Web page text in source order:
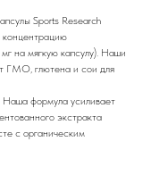
Sports Research
концентрацию
на мягкую капсулу). Наши
ГМО, глютена и сои для
формула усиливает
экстракта
с органическим